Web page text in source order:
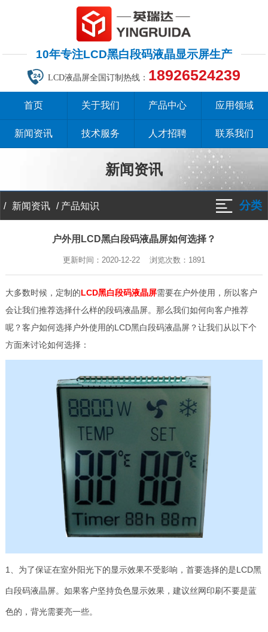
10年专注LCD黑白段码液晶显示屏生产
LCD液晶屏全国订制热线： 18926524239
首页 关于我们 产品中心 应用领域
新闻资讯 技术服务 人才招聘 联系我们
新闻资讯
/ 新闻资讯 / 产品知识 分类
户外用LCD黑白段码液晶屏如何选择？
更新时间：2020-12-22 浏览次数： 1891
大多数时候，定制的LCD黑白段码液晶屏需要在户外使用，所以客户
会让我们推荐选择什么样的段码液晶屏。那么我们如何向客户推荐
呢？客户如何选择户外使用的LCD黑白段码液晶屏？让我们从以下个
方面来讨论如何选择：
1、为了保证在室外阳光下的显示效果不受影响，首要选择的是LCD黑
白段码液晶屏。如果客户坚持负色显示效果，建议丝网印刷不要是蓝
色的，背光需要亮一些。